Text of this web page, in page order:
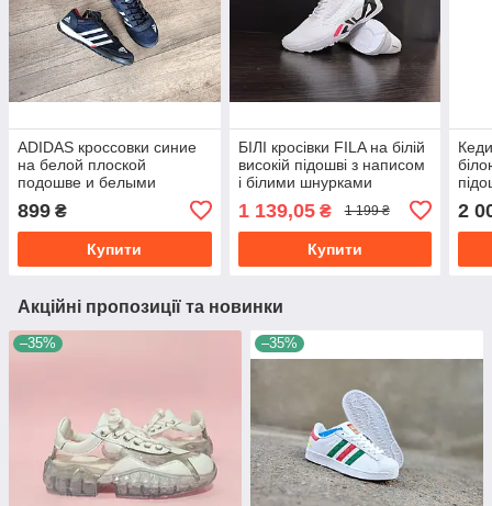
ADIDAS кроссовки синие
на белой плоской
подошве и белыми
логотипом
899 ₴
Купити
БІЛІ кросівки FILA на білій
високій підошві з написом
і білими шнурками
1 139,05₴ 1 199 ₴
Купити
2
Акційні пропозиції та новинки
–35% –35%